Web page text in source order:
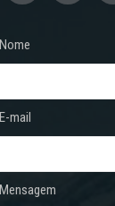
Nome
E-mail
Mensagem